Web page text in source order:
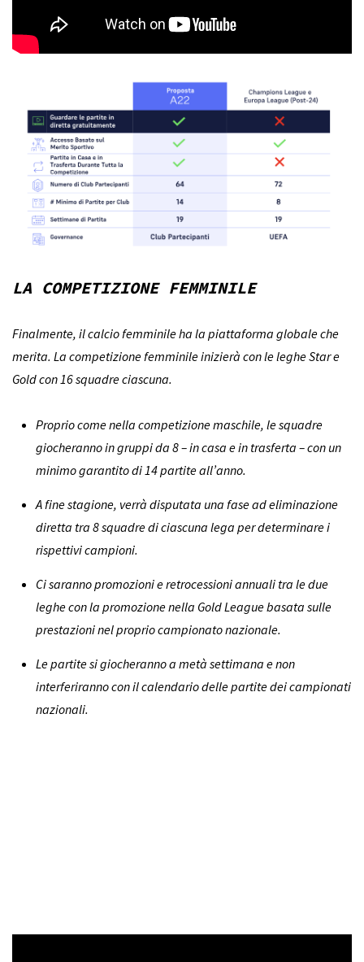
LA COMPETIZIONE FEMMINILE
Finalmente, il calcio femminile ha la piattaforma globale che
merita. La competizione femminile inizierà con le leghe Star e
Gold con 16 squadre ciascuna.
Proprio come nella competizione maschile, le squadre
giocheranno in gruppi da 8 – in casa e in trasferta – con un
minimo garantito di 14 partite all’anno.
A fine stagione, verrà disputata una fase ad eliminazione
diretta tra 8 squadre di ciascuna lega per determinare i
rispettivi campioni.
Ci saranno promozioni e retrocessioni annuali tra le due
leghe con la promozione nella Gold League basata sulle
prestazioni nel proprio campionato nazionale.
Le partite si giocheranno a metà settimana e non
interferiranno con il calendario delle partite dei campionati
nazionali.